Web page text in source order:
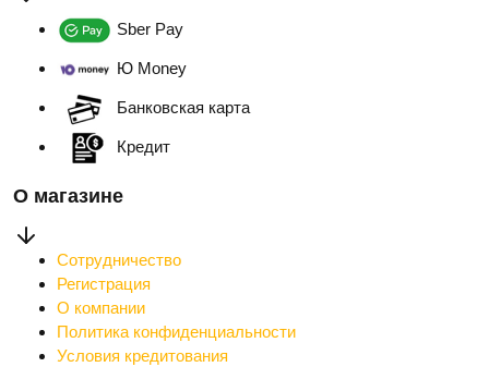
Sber Pay
Ю Money
Банковская карта
Кредит
О магазине
Сотрудничество
Регистрация
О компании
Политика конфиденциальности
Условия кредитования